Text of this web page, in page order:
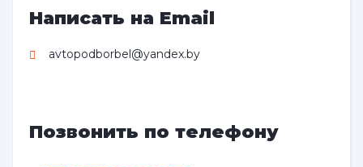
Написать на Email
avtopodborbel@yandex.by
Позвонить по телефону